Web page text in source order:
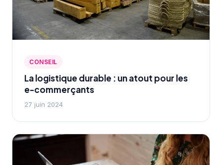
CONSEIL
La logistique durable : un atout pour les
e-commerçants
27 juin 2024